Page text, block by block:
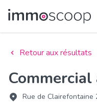
Retour aux résultats
Rue de Clairefontaine